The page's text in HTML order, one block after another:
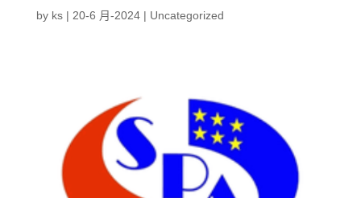
by ks| 20-6 月-2024| Uncategorized